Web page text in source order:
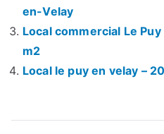
en-Velay
Local commercial Le
m2
Local le puy en velay –